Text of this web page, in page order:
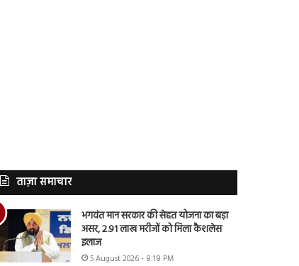
ताज़ा समाचार
भगवंत मान सरकार की सेहत योजना का बड़ा
असर, 2.91 लाख मरीजों को मिला कैशलेस
इलाज
5 August 2026 - 8:18 PM